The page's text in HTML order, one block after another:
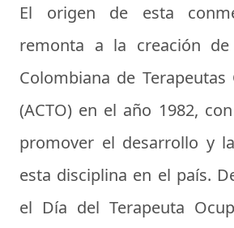
El origen de esta
remonta a la creación de
Colombiana de Terapeutas
(ACTO) en el año 1982,
promover el desarrollo y
esta disciplina en el país.
el Día del Terapeuta